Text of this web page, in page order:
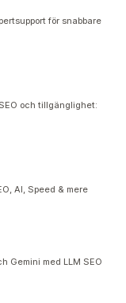
för snabbare
och tillgänglighet:
AI, Speed & mere
Gemini med LLM SEO